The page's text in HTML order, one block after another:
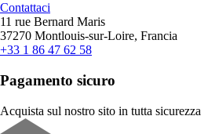
Contattaci
11 rue Bernard Maris
37270 Montlouis-sur-Loire, Francia
+33 1 86 47 62 58
Pagamento sicuro
Acquista sul nostro sito in tutta sicurezza